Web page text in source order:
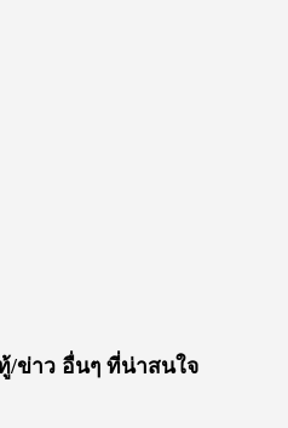
/ข่าว อื่นๆ ที่น่าสนใจ